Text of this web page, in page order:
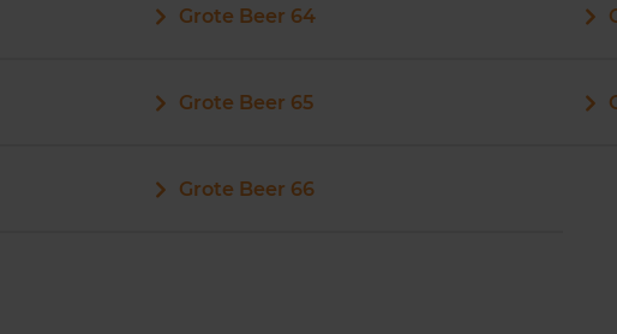
Grote Beer 64
Grote Beer 65
Grote Beer 66